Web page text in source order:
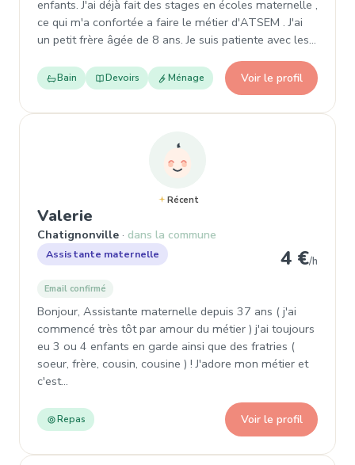
enfants. J'ai déjà fait des stages en écoles maternelle ,
ce qui m'a confortée a faire le métier d'ATSEM . J'ai
un petit frère âgée de 8 ans. Je suis patiente avec les…
Bain Devoirs Ménage Voir le profil
Récent
Valerie
Chatignonville dans la commune
Assistante maternelle 4 €/h
Email confirmé
Bonjour, Assistante maternelle depuis 37 ans ( j'ai
commencé très tôt par amour du métier ) j'ai toujours
eu 3 ou 4 enfants en garde ainsi que des fratries (
soeur, frère, cousin, cousine ) ! J'adore mon métier et
c'est…
Repas Voir le profil